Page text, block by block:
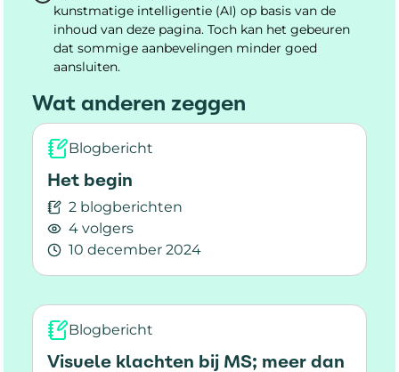
kunstmatige intelligentie (AI) op basis van de
inhoud van deze pagina. Toch kan het gebeuren
dat sommige aanbevelingen minder goed
aansluiten.
Wat anderen zeggen
Blogbericht
Het begin
2 blogberichten
4 volgers
10 december 2024
Lees meer over Het begin
Blogbericht
Visuele klachten bij MS; meer dan